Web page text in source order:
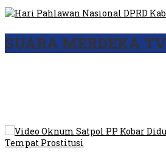
SUARA MERDEKA TV